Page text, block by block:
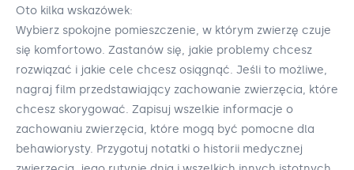
Oto kilka wskazówek:
Wybierz spokojne pomieszczenie, w którym zwierzę czuje
się komfortowo. Zastanów się, jakie problemy chcesz
rozwiązać i jakie cele chcesz osiągnąć. Jeśli to możliwe,
nagraj film przedstawiający zachowanie zwierzęcia, które
chcesz skorygować. Zapisuj wszelkie informacje o
zachowaniu zwierzęcia, które mogą być pomocne dla
behawiorysty. Przygotuj notatki o historii medycznej